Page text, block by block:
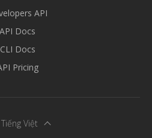
API
API Docs
CLI Docs
Pricing
Tiếng Việt